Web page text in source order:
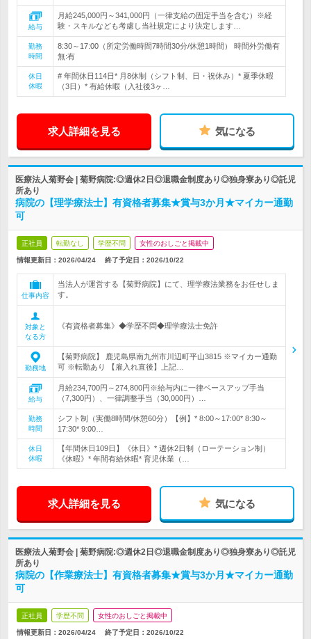
給与
月給245,000円～341,000円（一律支給の固定手当を含む）※経
験・スキルなども考慮し当社規定により決定します…
勤務
時間
8:30～17:00（所定労働時間7時間30分/休憩1時間） 時間外労働有
無:有
休日
休暇
# 年間休日114日* 月8休制（シフト制、日・祝休み）* 夏季休暇
（3日）* 有給休暇（入社後3ヶ…
求人詳細を見る 気になる
医療法人菊野会 | 菊野病院:◎週休2日◎退職金制度あり◎独身寮あり◎託児
所あり
病院の【理学療法士】有資格者募集★賞与3か月★マイカー通勤
可
正社員 転勤なし 学歴不問 女性のおしごと掲載中
情報更新日：2026/04/24 終了予定日： 2026/10/22
仕事内容
当法人が運営する【菊野病院】にて、理学療法業務をお任せしま
す。
対象と
なる方
《有資格者募集》◆学歴不問◆理学療法士免許
勤務地
【菊野病院】 鹿児島県南九州市川辺町平山3815 ※マイカー通勤
可 ※転勤あり 【雇入れ直後】上記…
給与
月給234,700円～274,800円※給与内に一律ベースアップ手当
（7,300円）、一律調整手当（30,000円）…
勤務
時間
シフト制（実働8時間/休憩60分）【例】* 8:00～17:00* 8:30～
17:30* 9:00…
休日
休暇
【年間休日109日】《休日》* 週休2日制（ローテーション制）
《休暇》* 年間有給休暇* 育児休業（…
求人詳細を見る 気になる
医療法人菊野会 | 菊野病院:◎週休2日◎退職金制度あり◎独身寮あり◎託児
所あり
病院の【作業療法士】有資格者募集★賞与3か月★マイカー通勤
可
正社員 学歴不問 女性のおしごと掲載中
情報更新日：2026/04/24 終了予定日： 2026/10/22